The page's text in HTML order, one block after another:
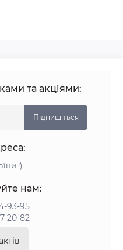
та акціями:
Підпишіться
!)
нам:
93-95
20-82